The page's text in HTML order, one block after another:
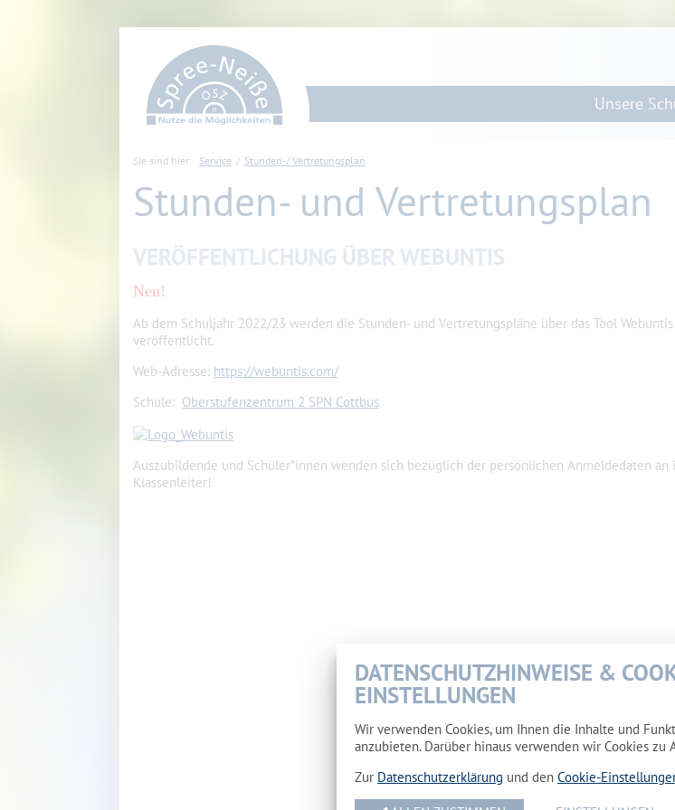
Unsere
Sie sind hier: Service Stunden-/ Vertretungsplan
Stunden- und Vertretungsplan
VERÖFFENTLICHUNG ÜBER WEBUNTIS
Neu!
Ab dem Schuljahr 2022/23 werden die Stunden- und Vertretungspläne über das Tool Webuntis
veröffentlicht.
Web-Adresse: https://webuntis.com/
Schule: Oberstufenzentrum 2 SPN Cottbus
Auszubildende und Schüler*innen wenden sich bezüglich der persönlichen Anmeldedaten an
Klassenleiter!
DATENSCHUTZHINWEISE &
EINSTELLUNGEN
Wir verwenden Cookies, um Ihnen die Inhalte und
anzubieten. Darüber hinaus verwenden wir Cookies zu
Zur Datenschutzerklärung und den Cookie-